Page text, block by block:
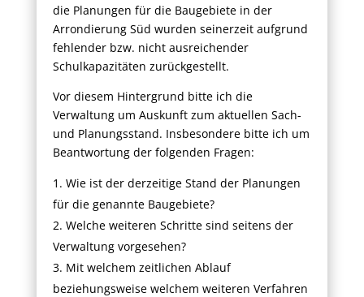
die Planungen für die Baugebiete in der
Arrondierung Süd wurden seinerzeit aufgrund
fehlender bzw. nicht ausreichender
Schulkapazitäten zurückgestellt.
Vor diesem Hintergrund bitte ich die
Verwaltung um Auskunft zum aktuellen Sach-
und Planungsstand. Insbesondere bitte ich um
Beantwortung der folgenden Fragen:
Wie ist der derzeitige Stand der Planungen
für die genannte Baugebiete?
Welche weiteren Schritte sind seitens der
Verwaltung vorgesehen?
Mit welchem zeitlichen Ablauf
beziehungsweise welchem weiteren Verfahren